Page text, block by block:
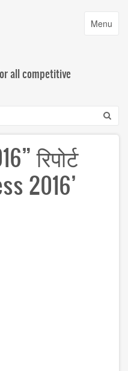
Toggle
Menu
all competitive
रिपोर्ट
2016’